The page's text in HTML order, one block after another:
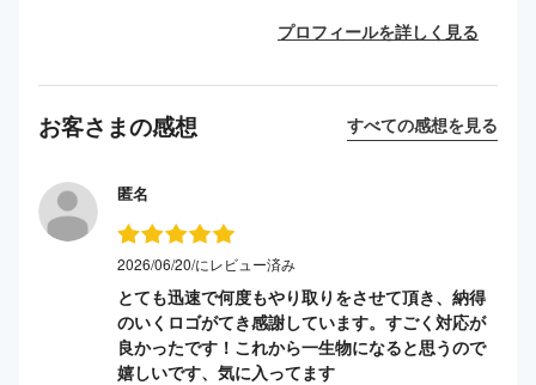
プロフィールを詳しく見る
お客さまの感想 すべての感想を見る
匿名
2026/06/20/にレビュー済み
とても迅速で何度もやり取りをさせて頂き、納得
のいくロゴがてき感謝しています。すごく対応が
良かったです！これから一生物になると思うので
嬉しいです、気に入ってます